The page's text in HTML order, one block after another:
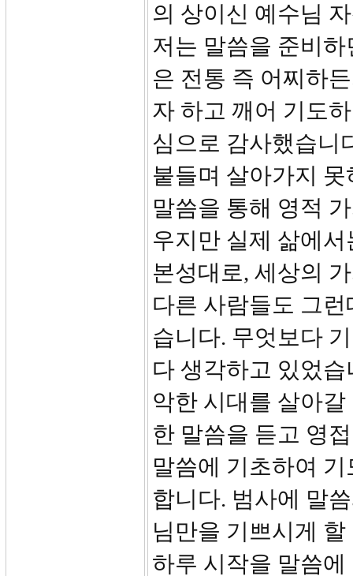
의 상이신 예수님
저는 말씀을 준비
은 전통 즉 어찌하
자 하고 깨어 기도
심으로 감사했습니
붙들며 살아가지
말씀을 통해 영적
우지만 실제 삶에
본성대로, 세상의
다른 사람들도 그
습니다. 무엇보다
다 생각하고 있었
악한 시대를 살아
한 말씀을 듣고 영
말씀에 기초하여
합니다. 범사에 말
님만을 기쁘시게
하루 시작을 말씀